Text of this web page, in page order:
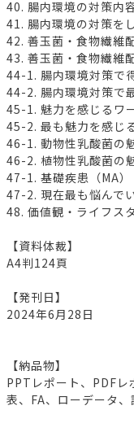
40. 腸内環境の対策内容
41. 腸内環境の対策を
42. 善玉菌・食物繊維
43. 善玉菌・食物繊維
44-1. 腸内環境対策で
44-2. 腸内環境対策で
45-1. 魅力を感じるワ
45-2. 最も魅力を感じ
46-1. 動物性乳酸菌の
46-2. 植物性乳酸菌の
47-1. 基礎疾患（MA）
47-2. 現在最も悩んで
48. 価値観・ライフス
【資料体裁】
A4判124頁
【発刊日】
2024年6月28日
【納品物】
PPTレポート、PDF
表、FA、ローデータ